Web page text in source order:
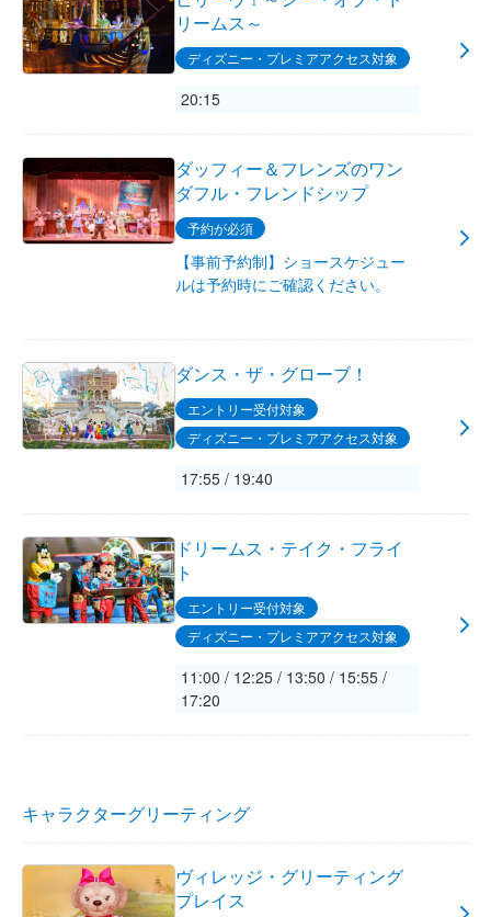
リームス～
ディズニー・プレミアアクセス対象
20:15
ダッフィー＆フレンズのワン
ダフル・フレンドシップ
予約が必須
【事前予約制】ショースケジュー
ルは予約時にご確認ください。
ダンス・ザ・グローブ！
エントリー受付対象
ディズニー・プレミアアクセス対象
17:55 / 19:40
ドリームス・テイク・フライ
ト
エントリー受付対象
ディズニー・プレミアアクセス対象
11:00 / 12:25 / 13:50 / 15:55 /
17:20
キャラクターグリーティング
ヴィレッジ・グリーティング
プレイス